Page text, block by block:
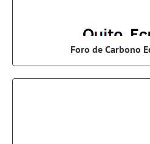
Foro de Carbono